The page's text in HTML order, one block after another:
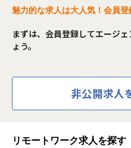
【入社実績】
• Kさん（26歳）：未経験から
し、大手自動車メーカーの研
在はAWSエンジニア（SAA資
• Mさん（26歳）：入社半年で
自社サービスのUI/UX改善を主導
• Kさん（26歳）: 「未経験から
魅力的な求人は大人気！会員
まずは、会員登録してエージ
ょう。
非公開求人
リモートワーク求人を探す